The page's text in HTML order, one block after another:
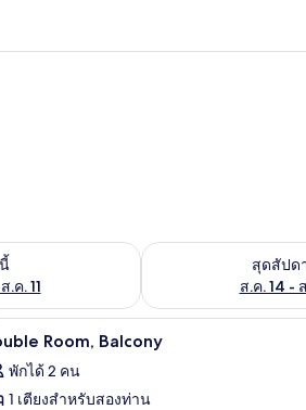
.ค. 11
างในพรุ่งนี้ ส.ค. 10 - ส.ค. 11
สุดสัปด
ส.ค. 14 -
ตรวจสอบจำนวนห้อง
พถ่าย
หมด
19 Room, Balcony
พักได้ 2 คน
1 เตียงสำหรับสองท่าน